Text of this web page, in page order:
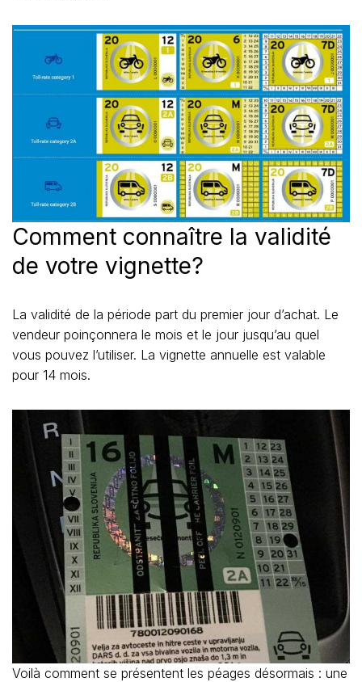
Comment connaître la validité
de votre vignette?
La validité de la période part du premier jour d’achat. Le
vendeur poinçonnera le mois et le jour jusqu’au quel
vous pouvez l’utiliser. La vignette annuelle est valable
pour 14 mois.
Voilà comment se présentent les péages désormais : une